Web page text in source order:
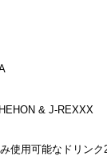
& J-REXXX
使用可能なドリンク